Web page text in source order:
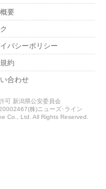
要
バシーポリシー
約
合わせ
可 新潟県公安委員会
株)ニューズ･ライン
Co., Ltd. All Rights Reserved.